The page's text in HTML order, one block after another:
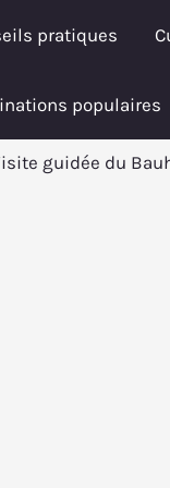
pratiques
populaires
guidée du